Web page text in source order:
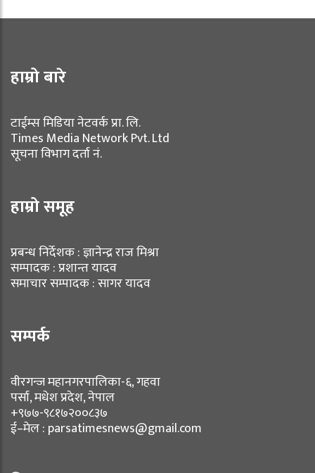
हाम्रो बारे
टाईम्स मिडिया नेटवर्क प्रा. लि.
Times Media Network Pvt. Ltd
सूचना विभाग दर्ता नं.
हाम्रो समूह
प्रबन्ध निर्देशक : ज्ञानेन्द्र राज मिश्रा
सम्पादक : प्रशान्त यादव
समाचार सम्पादक : सागर यादव
सम्पर्क
वीरगन्ज महानगरपालिका-६, गहवा
पर्सा, मधेश प्रदेश, नेपाल
+९७७-९८१७२००८३७
ई–मेल : parsatimesnews@gmail.com